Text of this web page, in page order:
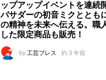
ップアップイベントを連続
バサダーの初音ミクととも
の精神を未来へ伝える。職
した限定商品も販売！
by 工芸プレス 約 3 年前